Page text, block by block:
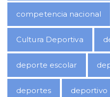
competencia nacional
Cultura Deportiva
deporte escolar
deportes deportivo